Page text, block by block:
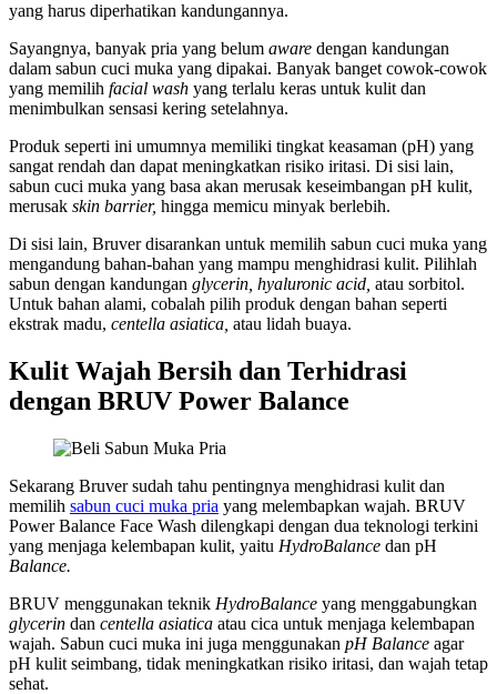
yang harus diperhatikan kandungannya.
Sayangnya, banyak pria yang belum aware dengan kandungan
dalam sabun cuci muka yang dipakai. Banyak banget cowok-cowok
yang memilih facial wash yang terlalu keras untuk kulit dan
menimbulkan sensasi kering setelahnya.
Produk seperti ini umumnya memiliki tingkat keasaman (pH) yang
sangat rendah dan dapat meningkatkan risiko iritasi. Di sisi lain,
sabun cuci muka yang basa akan merusak keseimbangan pH kulit,
merusak skin barrier, hingga memicu minyak berlebih.
Di sisi lain, Bruver disarankan untuk memilih sabun cuci muka yang
mengandung bahan-bahan yang mampu menghidrasi kulit. Pilihlah
sabun dengan kandungan glycerin, hyaluronic acid, atau sorbitol.
Untuk bahan alami, cobalah pilih produk dengan bahan seperti
ekstrak madu, centella asiatica, atau lidah buaya.
Kulit Wajah Bersih dan Terhidrasi
dengan BRUV Power Balance
Sekarang Bruver sudah tahu pentingnya menghidrasi kulit dan
memilih sabun cuci muka pria yang melembapkan wajah. BRUV
Power Balance Face Wash dilengkapi dengan dua teknologi terkini
yang menjaga kelembapan kulit, yaitu HydroBalance dan pH
Balance.
BRUV menggunakan teknik HydroBalance yang menggabungkan
glycerin dan centella asiatica atau cica untuk menjaga kelembapan
wajah. Sabun cuci muka ini juga menggunakan pH Balance agar
pH kulit seimbang, tidak meningkatkan risiko iritasi, dan wajah tetap
sehat.